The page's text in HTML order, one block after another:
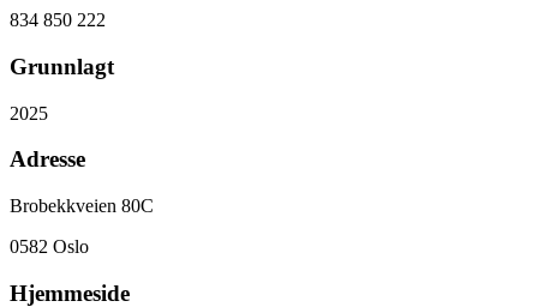
834 850 222
Grunnlagt
2025
Adresse
Brobekkveien 80C
0582 Oslo
Hjemmeside